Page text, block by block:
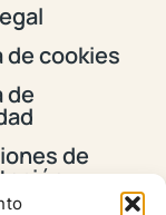
de cookies
de
de
y